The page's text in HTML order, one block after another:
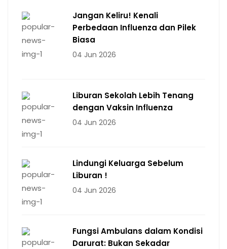
Jangan Keliru! Kenali
Perbedaan Influenza dan Pilek
Biasa
04 Jun 2026
Liburan Sekolah Lebih Tenang
dengan Vaksin Influenza
04 Jun 2026
Lindungi Keluarga Sebelum
Liburan !
04 Jun 2026
Fungsi Ambulans dalam Kondisi
Darurat: Bukan Sekadar